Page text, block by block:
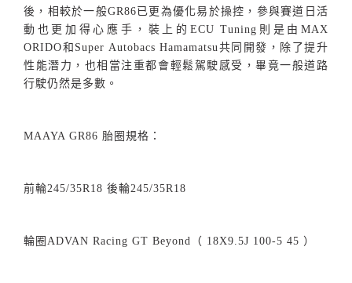
後，相較於一般GR86 已更為優化易於操控，參與賽道日活
動也更加得心應手，裝上的 ECU Tuning 則是由MAX
ORIDO和 Super Autobacs Hamamatsu 共同開發，除了提升
性能潛力，也相當注重都會輕鬆駕駛感受，畢竟一般道路
行駛仍然是多數。
MAAYA GR86 胎圈規格：
前輪245/35R18 後輪245/35R18
輪圈 ADVAN Racing GT Beyond （ 18X9.5J 100-5 45 ）